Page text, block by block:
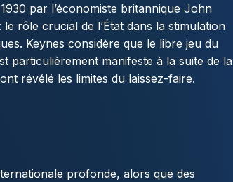
par l’économiste britannique John
rôle crucial de l’État dans la stimulation
Keynes considère que le libre jeu du
particulièrement manifeste à la suite de la
révélé les limites du laissez-faire.
profonde, alors que des